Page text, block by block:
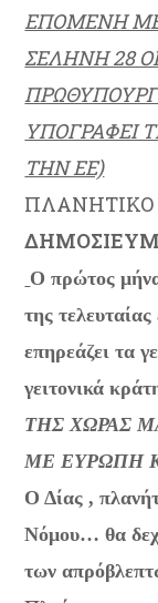
ΕΠΟΜΕΝΗ
ΣΕΛΗΝΗ 28
ΥΠΟΓΡΑΦΕΙ
ΤΗΝ ΕΕ)
ΠΛΑΝΗΤΙΚΟ
Ο πρώτος μήνα
της
επηρεάζει τα
γειτονικά
ΤΗΣ ΧΩΡΑΣ
ΜΕ ΕΥΡΩΠΗ
Ο Δίας ,
Νόμου… θα
των